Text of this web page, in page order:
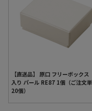
【直送品】 原口 フリーボック
入り パール RE87 1個（ご注文
20個）